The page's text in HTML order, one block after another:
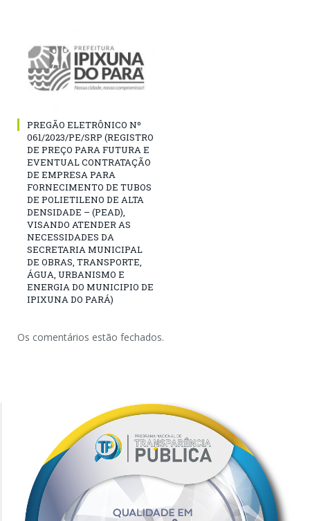
PREGÃO ELETRÔNICO Nº
061/2023/PE/SRP (REGISTRO
DE PREÇO PARA FUTURA E
EVENTUAL CONTRATAÇÃO
DE EMPRESA PARA
FORNECIMENTO DE TUBOS
DE POLIETILENO DE ALTA
DENSIDADE – (PEAD),
VISANDO ATENDER AS
NECESSIDADES DA
SECRETARIA MUNICIPAL
DE OBRAS, TRANSPORTE,
ÁGUA, URBANISMO E
ENERGIA DO MUNICIPIO DE
IPIXUNA DO PARÁ)
Os comentários estão fechados.